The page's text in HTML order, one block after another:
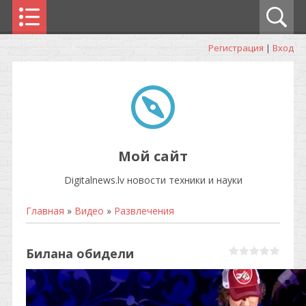
Регистрация | Вход
Мой сайт
Digitalnews.lv новости техники и науки
Главная » Видео » Развлечения
Билана обидели